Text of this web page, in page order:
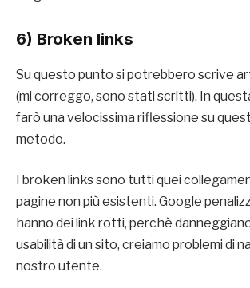
6) Broken links
Su questo punto si potrebbero scrive
(mi correggo, sono stati scritti). In
farò una velocissima riflessione su
metodo.
I broken links sono tutti quei
pagine non più esistenti. Google
hanno dei link rotti, perchè
usabilità di un sito, creiamo problemi di
nostro utente.